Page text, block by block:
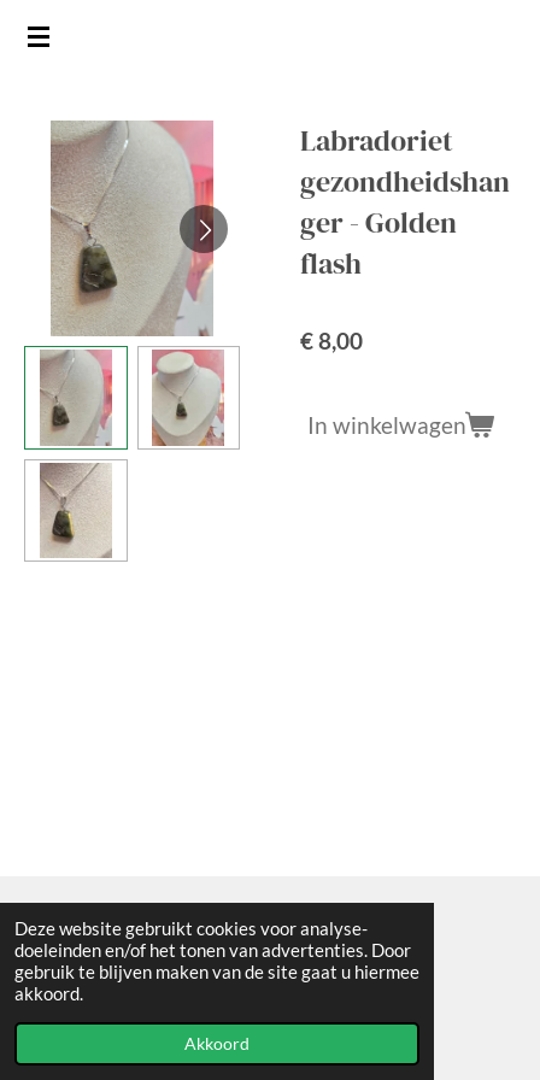
Deze website gebruikt cookies voor analyse-
doeleinden en/of het tonen van advertenties. Door
gebruik te blijven maken van de site gaat u hiermee
akkoord.
Akkoord
Ga
hoofdinhoud
Labradoriet
gezondheidshan
ger - Golden
flash
€ 8,00
In winkelwagen
Algemene voorwaarden
© 2021 - RC en mineralenshop Het vlinderpad